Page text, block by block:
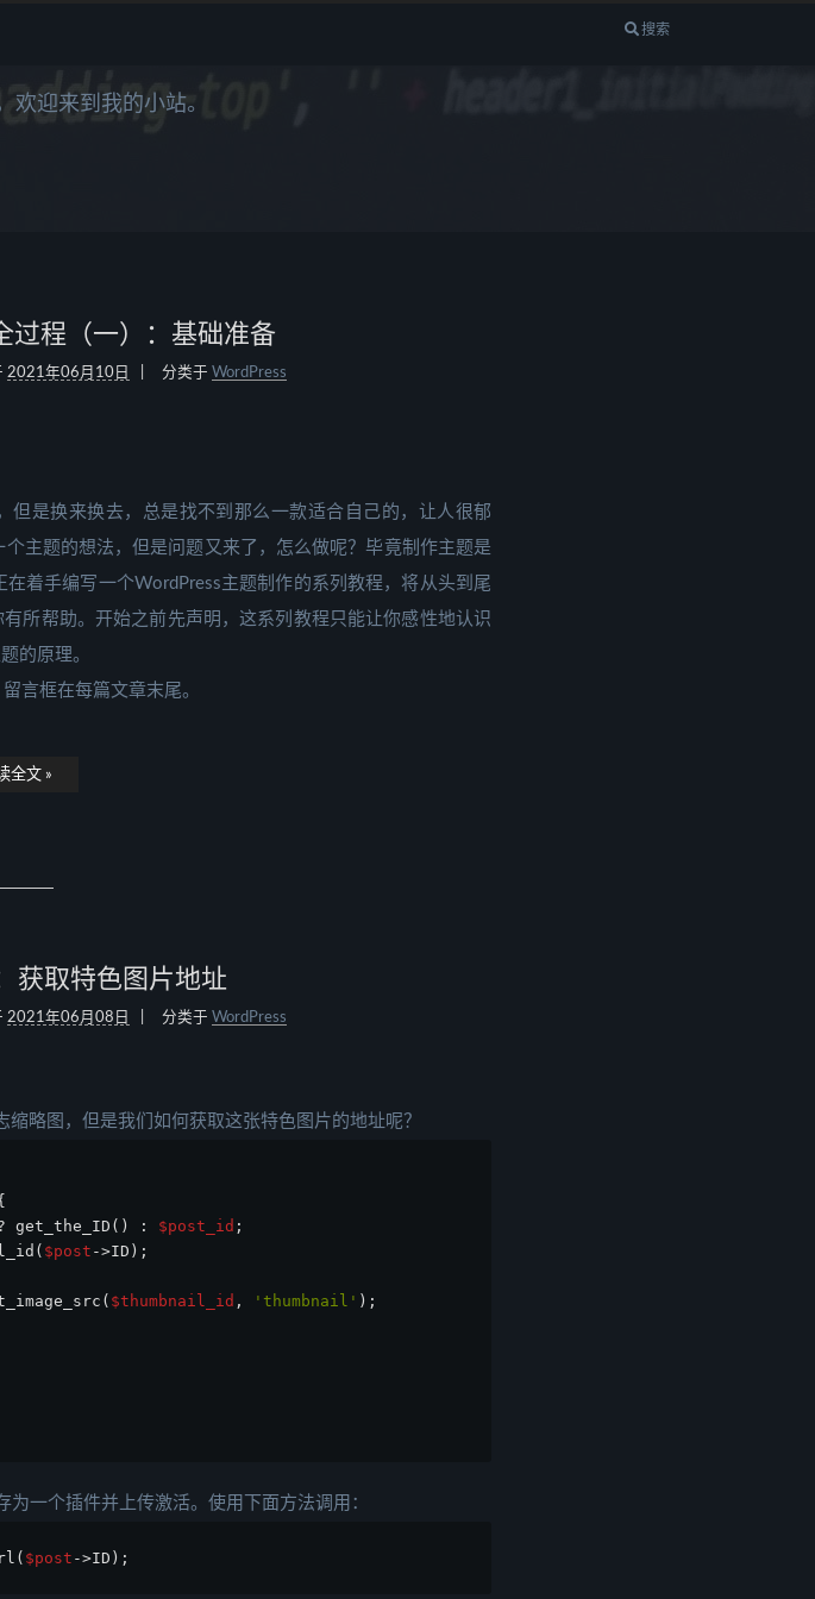
搜索
欢迎来到我的小站。
过程（一）：基础准备
2021年06月10日 分类于 WordPress
但是换来换去，总是找不到那么一款适合自己的，让人很郁
主题的想法，但是问题又来了，怎么做呢？毕竟制作主题是
着手编写一个WordPress主题制作的系列教程，将从头到尾
所帮助。开始之前先声明，这系列教程只能让你感性地认识
的原理。
言框在每篇文章末尾。
全文 »
获取特色图片地址
2021年06月08日 分类于 WordPress
略图，但是我们如何获取这张特色图片的地址呢？
get_the_ID() : $post_id ;
$post ->ID);
$thumbnail_id , 'thumbnail' );
一个插件并上传激活。使用下面方法调用：
$post ->ID);